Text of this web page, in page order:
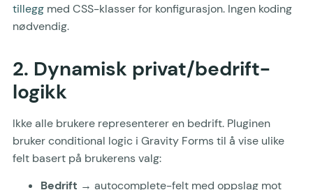
tillegg med CSS-klasser for konfigurasjon. Ingen koding
nødvendig.
2. Dynamisk privat/bedrift-
logikk
Ikke alle brukere representerer en bedrift. Pluginen
bruker conditional logic i Gravity Forms til å vise ulike
felt basert på brukerens valg:
Bedrift → autocomplete-felt med oppslag mot